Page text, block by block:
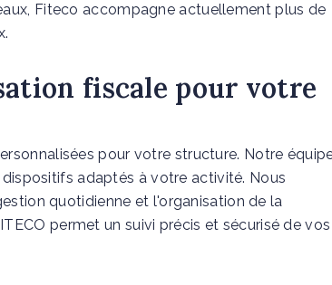
Fiteco accompagne actuellement plus de
fiscale pour votre
pour votre structure. Notre
adaptés à votre activité. Nous
quotidienne et l'organisation de la
permet un suivi précis et sécurisé de vos